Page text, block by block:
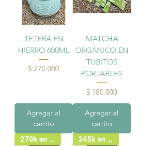
TETERA EN
HIERRO 600ML
Precio
$ 270.000
Agregar al
carrito
MATCHA
ORGÁNICO EN
TUBITOS
PORTABLES
Precio
$ 180.000
Agregar al
carrito
270k en Bodega 245k en bodega